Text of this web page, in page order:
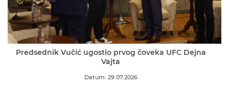
Predsednik Vučić ugostio prvog čoveka UFC Dejna
Vajta
Datum: 29.07.2026